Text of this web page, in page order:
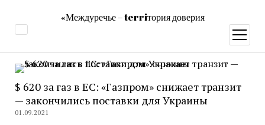
«Междуречье – terriтория доверия
меню
$ 620 за газ в ЕС: «Газпром» снижает транзит
— закончились поставки для Украины
01.09.2021